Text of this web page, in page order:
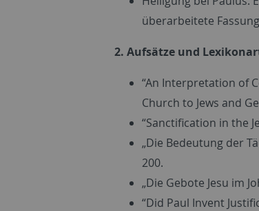
überarbeitete
2. Aufsätze und
“An Interpretation of
Church to Jews and
“Sanctification in the
„Die Bedeutung der
200.
„Die Gebote Jesu im
“Did Paul Invent